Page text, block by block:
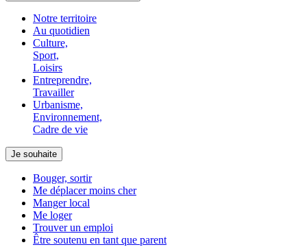
Notre territoire
Au quotidien
Culture,
Sport,
Loisirs
Entreprendre,
Travailler
Urbanisme,
Environnement,
Cadre de vie
Je souhaite
Bouger, sortir
Me déplacer moins cher
Manger local
Me loger
Trouver un emploi
Être soutenu en tant que parent